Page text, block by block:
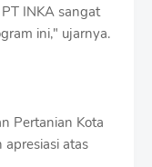
INKA sangat
ini," ujarnya.
Pertanian Kota
apresiasi atas